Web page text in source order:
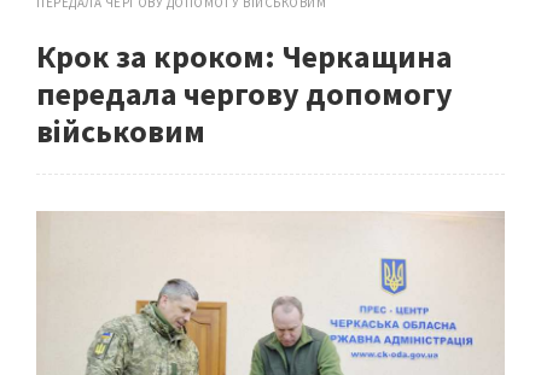
Крок за кроком: Черкащина
передала чергову допомогу
військовим